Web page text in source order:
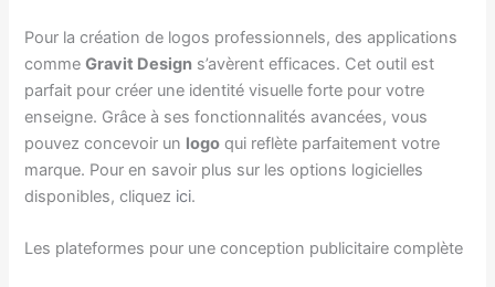
Pour la création de logos professionnels, des applications
commeGravit Design s’avèrent efficaces. Cet outil est
parfait pour créer une identité visuelle forte pour votre
enseigne. Grâce à ses fonctionnalités avancées, vous
pouvez concevoir un logo qui reflète parfaitement votre
marque. Pour en savoir plus sur les options logicielles
disponibles, cliquez ici.
Les plateformes pour une conception publicitaire complète